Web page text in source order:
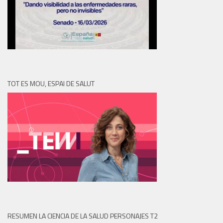
TOT ES MOU, ESPAI DE SALUT
RESUMEN LA CIENCIA DE LA SALUD PERSONAJES T2